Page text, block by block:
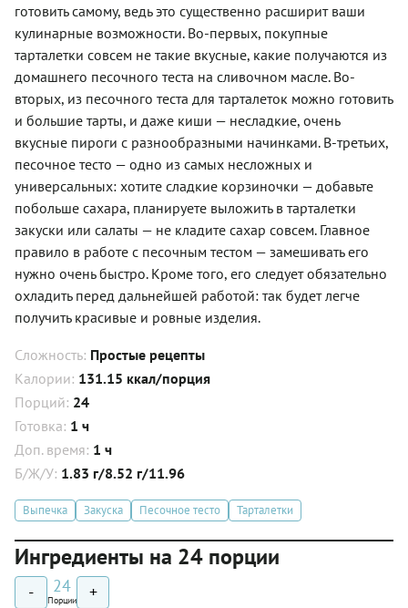
готовить самому, ведь это существенно расширит ваши
кулинарные возможности. Во-первых, покупные
тарталетки совсем не такие вкусные, какие получаются из
домашнего песочного теста на сливочном масле. Во-
вторых, из песочного теста для тарталеток можно готовить
и большие тарты, и даже киши — несладкие, очень
вкусные пироги с разнообразными начинками. В-третьих,
песочное тесто — одно из самых несложных и
универсальных: хотите сладкие корзиночки — добавьте
побольше сахара, планируете выложить в тарталетки
закуски или салаты — не кладите сахар совсем. Главное
правило в работе с песочным тестом — замешивать его
нужно очень быстро. Кроме того, его следует обязательно
охладить перед дальнейшей работой: так будет легче
получить красивые и ровные изделия.
Сложность: Простые рецепты
Калории: 131.15 ккал/порция
Порций: 24
Готовка: 1 ч
Доп. время: 1 ч
Б/Ж/У: 1.83 г/8.52 г/11.96
Выпечка Закуска Песочное тесто Тарталетки
Ингредиенты на 24 порции
- 24
Порции +